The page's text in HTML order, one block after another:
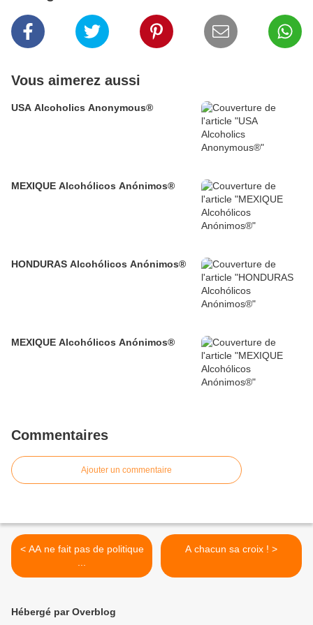
Vous aimerez aussi
USA Alcoholics Anonymous®
MEXIQUE Alcohólicos Anónimos®
HONDURAS Alcohólicos Anónimos®
MEXIQUE Alcohólicos Anónimos®
Commentaires
Ajouter un commentaire
< AA ne fait pas de politique
A chacun sa croix ! >
Hébergé par Overblog